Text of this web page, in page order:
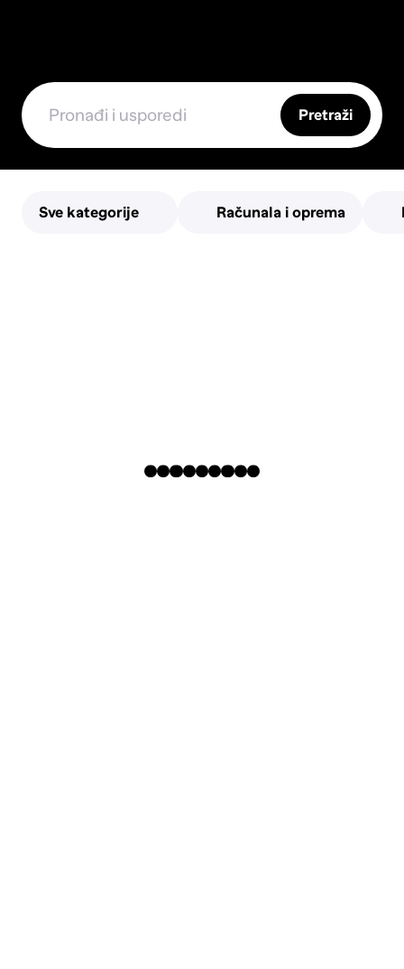
Pretraži
Sve kategorije Računala i oprema